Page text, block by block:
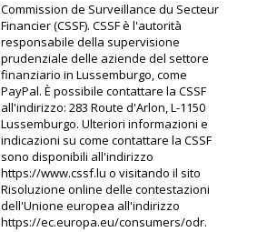
Commission de Surveillance du Secteur
Financier (CSSF). CSSF è l'autorità
responsabile della supervisione
prudenziale delle aziende del settore
finanziario in Lussemburgo, come
PayPal. È possibile contattare la CSSF
all'indirizzo: 283 Route d'Arlon, L-1150
Lussemburgo. Ulteriori informazioni e
indicazioni su come contattare la CSSF
sono disponibili all'indirizzo
https://www.cssf.lu o visitando il sito
Risoluzione online delle contestazioni
dell'Unione europea all'indirizzo
https://ec.europa.eu/consumers/odr.